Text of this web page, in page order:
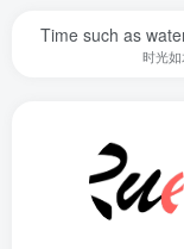
Time such as
时光